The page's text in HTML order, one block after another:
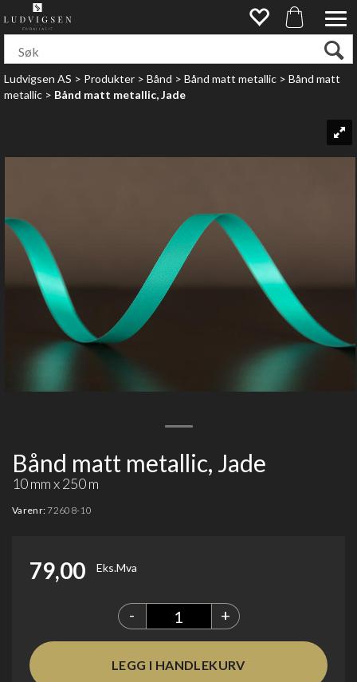
Ludvigsen AS>Produkter>Bånd>Bånd matt metallic>Bånd matt
metallic>Bånd matt metallic, Jade
Bånd matt metallic, Jade
10 mm x 250 m
Varenr: 72608-10
79,00 Eks.Mva
- +